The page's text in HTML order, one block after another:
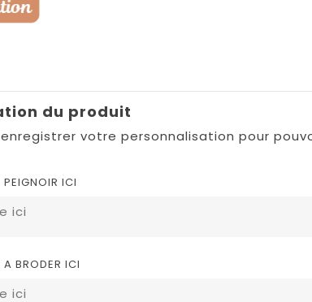
du produit
votre personnalisation pour
PEIGNOIR ICI
BRODER ICI